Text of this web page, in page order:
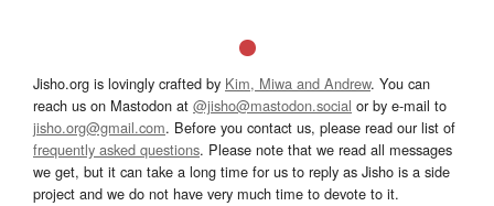
Jisho.org is lovingly crafted by Kim, Miwa and Andrew. You can
reach us on Mastodon at @jisho@mastodon.social or by e-mail to
jisho.org@gmail.com. Before you contact us, please read our list of
frequently asked questions. Please note that we read all messages
we get, but it can take a long time for us to reply as Jisho is a side
project and we do not have very much time to devote to it.